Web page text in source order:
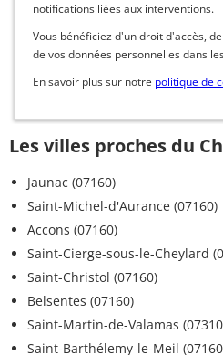
notifications liées aux interventions.
Vous bénéficiez d'un droit d'accès,
de vos données personnelles dans
En savoir plus sur notre politique de
Les villes proches du
Jaunac (07160)
Saint-Michel-d'Aurance (07160)
Accons (07160)
Saint-Cierge-sous-le-Cheylard
Saint-Christol (07160)
Belsentes (07160)
Saint-Martin-de-Valamas
Saint-Barthélemy-le-Meil